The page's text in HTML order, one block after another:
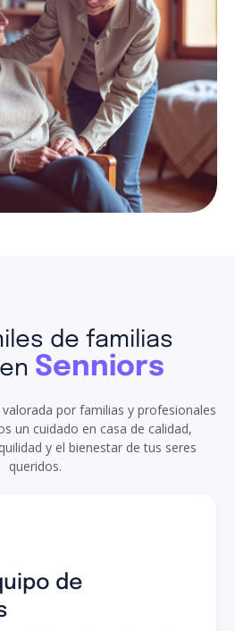
de familias
Senniors
por familias y profesionales
un cuidado en casa de calidad,
y el bienestar de tus seres
queridos.
de